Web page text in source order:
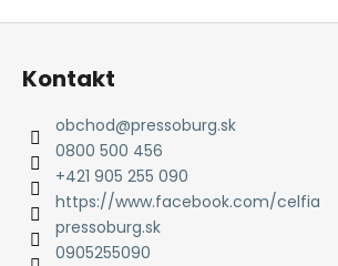
Kontakt
obchod@pressoburg.sk
0800 500 456
+421 905 255 090
https://www.facebook.com/celfia
pressoburg.sk
0905255090